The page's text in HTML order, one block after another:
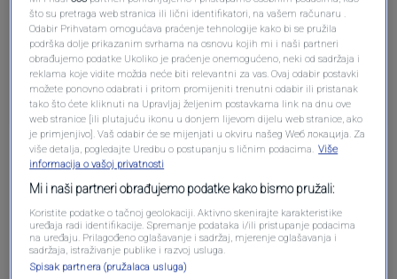
Pre 3 godina
Diogen
Odavno nisam vidio gluplji kviz!
Odgovori
Oglas
što su pretraga web stranica ili lični identifikatori, na vašem računaru .
Odabir Prihvatam omogućava praćenje tehnologije kako bi se pružila
podrška dolje prikazanim svrhama na osnovu kojih mi i naši partneri
obrađujemo podatke Ukoliko je praćenje onemogućeno, neki od sadržaja i
reklama koje vidite možda neće biti relevantni za vas. Ovaj odabir postavki
možete ponovno odabrati i pritom promijeniti trenutni odabir ili pristanak
tako što ćete kliknuti na Upravljaj željenim postavkama link na dnu ove
web stranice [ili plutajuću ikonu u donjem lijevom dijelu web stranice, ako
je primjenjivo]. Vaš odabir će se mijenjati u okviru našeg Wеб локација. Za
više detalja, pogledajte Uredbu o postupanju s ličnim podacima. Više
informacija o vašoj privatnosti
Mi i naši partneri obrađujemo podatke kako bismo pružali:
Koristite podatke o tačnoj geolokaciji. Aktivno skenirajte karakteristike
uređaja radi identifikacije. Spremanje podataka i/ili pristupanje podacima
na uređaju. Prilagođeno oglašavanje i sadržaj, mjerenje oglašavanja i
sadržaja, istraživanje publike i razvoj usluga.
Spisak partnera (pružalaca usluga)